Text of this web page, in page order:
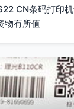
CN条码打印
物有所值